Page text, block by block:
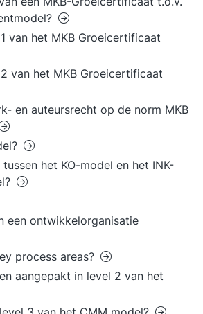
van het MKB Groeicertificaat
van het MKB Groeicertificaat
en auteursrecht op de norm MKB
het KO-model en het INK-
een ontwikkelorganisatie
process areas?
aangepakt in level 2 van het